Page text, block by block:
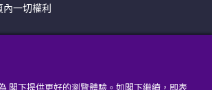
閣下提供更好的瀏覽體驗。如閣下繼續，即表
一切權利